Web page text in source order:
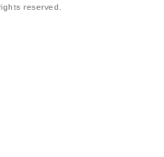
reserved.